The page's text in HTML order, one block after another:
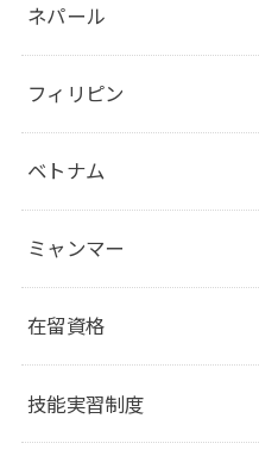
ネパール
フィリピン
ベトナム
ミャンマー
在留資格
技能実習制度